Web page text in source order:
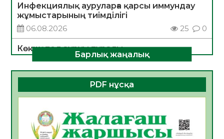
Инфекциялық ауруларға қарсы иммундау
жұмыстарының тиімділігі
06.08.2026
25 0
Көкжөтел ауруы туралы
06.08.2026
23
АПВ вакцинасы туралы мәлімет
06.08.2026
24 0
Open Air: Қызылорда облысы полиция
департаменті 20 мыңнан астам
көрерменнің қауіпсіздігін қамтамасыз етті
Барлық жаңалық
PDF нұсқа